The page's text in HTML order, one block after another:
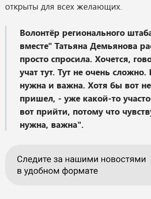
открыты для всех желающих.
Волонтёр регионального
вместе" Татьяна Демьянова
просто спросила. Хочется,
учат тут. Тут не очень
нужна и важна. Хотя бы вот
пришел, - уже какой-то
вот прийти, потому что
нужна, важна".